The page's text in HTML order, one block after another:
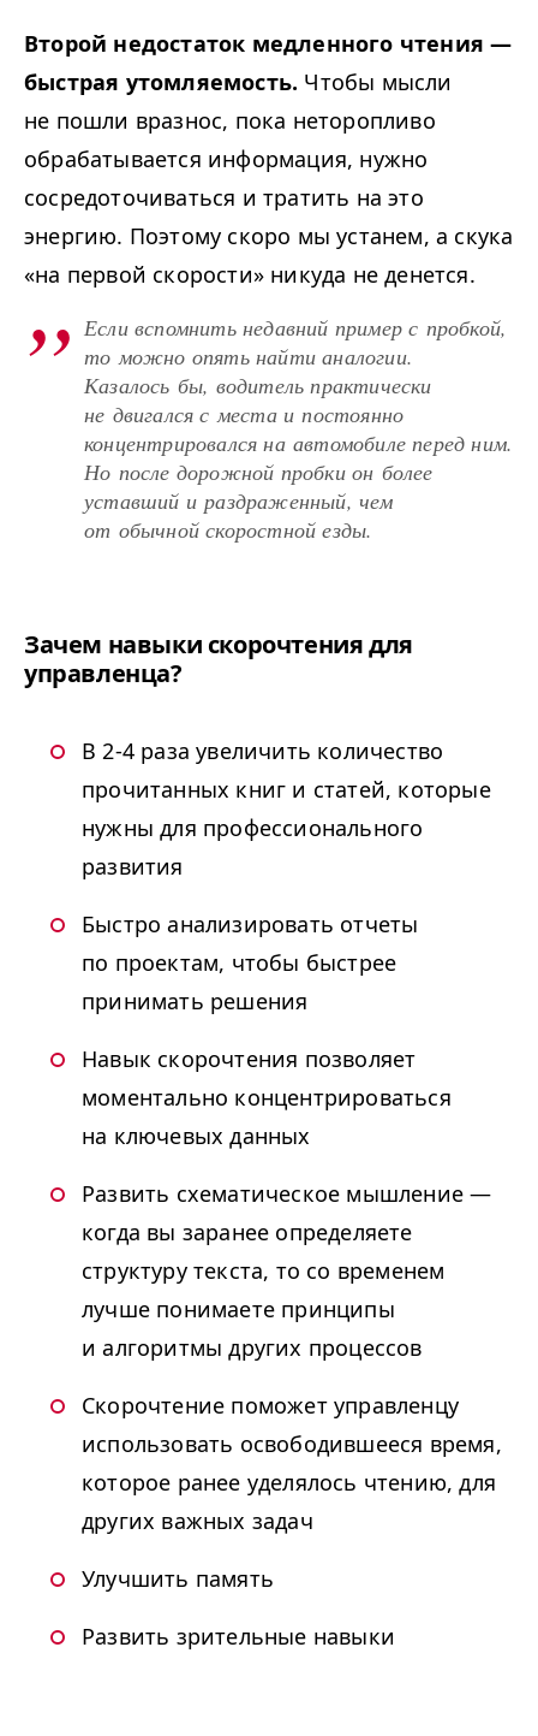
Второй недостаток медленного чтения —
быстрая утомляемость. Чтобы мысли
не пошли вразнос, пока неторопливо
обрабатывается информация, нужно
сосредоточиваться и тратить на это
энергию. Поэтому скоро мы устанем, а скука
«на первой скорости» никуда не денется.
Если вспомнить недавний пример с пробкой,
то можно опять найти аналогии.
Казалось бы, водитель практически
не двигался с места и постоянно
концентрировался на автомобиле перед ним.
Но после дорожной пробки он более
уставший и раздраженный, чем
от обычной скоростной езды.
Зачем навыки скорочтения для
управленца?
В 2-4 раза увеличить количество
прочитанных книг и статей, которые
нужны для профессионального
развития
Быстро анализировать отчеты
по проектам, чтобы быстрее
принимать решения
Навык скорочтения позволяет
моментально концентрироваться
на ключевых данных
Развить схематическое мышление —
когда вы заранее определяете
структуру текста, то со временем
лучше понимаете принципы
и алгоритмы других процессов
Скорочтение поможет управленцу
использовать освободившееся время,
которое ранее уделялось чтению, для
других важных задач
Улучшить память
Развить зрительные навыки